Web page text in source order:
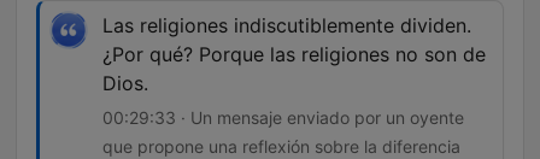
Las religiones indiscutiblemente dividen.
¿Por qué? Porque las religiones no son de
Dios.
00:29:33 · Un mensaje enviado por un oyente
que propone una reflexión sobre la diferencia